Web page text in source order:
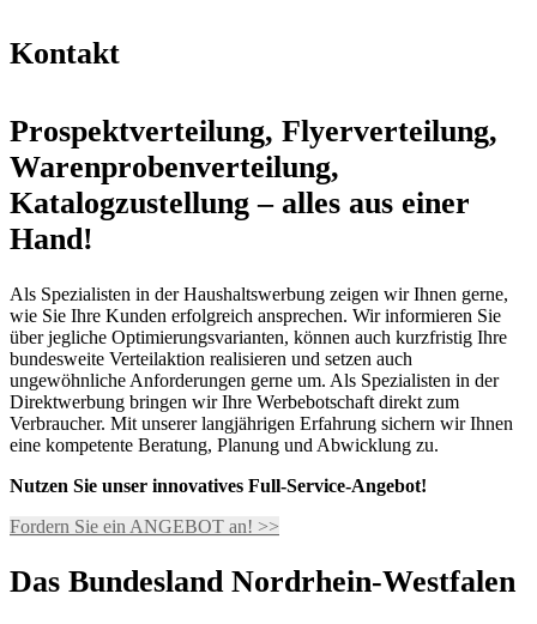
Kontakt
Prospektverteilung, Flyerverteilung,
Warenprobenverteilung,
Katalogzustellung – alles aus einer
Hand!
Als Spezialisten in der Haushaltswerbung zeigen wir Ihnen gerne,
wie Sie Ihre Kunden erfolgreich ansprechen. Wir informieren Sie
über jegliche Optimierungsvarianten, können auch kurzfristig Ihre
bundesweite Verteilaktion realisieren und setzen auch
ungewöhnliche Anforderungen gerne um. Als Spezialisten in der
Direktwerbung bringen wir Ihre Werbebotschaft direkt zum
Verbraucher. Mit unserer langjährigen Erfahrung sichern wir Ihnen
eine kompetente Beratung, Planung und Abwicklung zu.
Nutzen Sie unser innovatives Full-Service-Angebot!
Fordern Sie ein ANGEBOT an! >>
Das Bundesland Nordrhein-Westfalen